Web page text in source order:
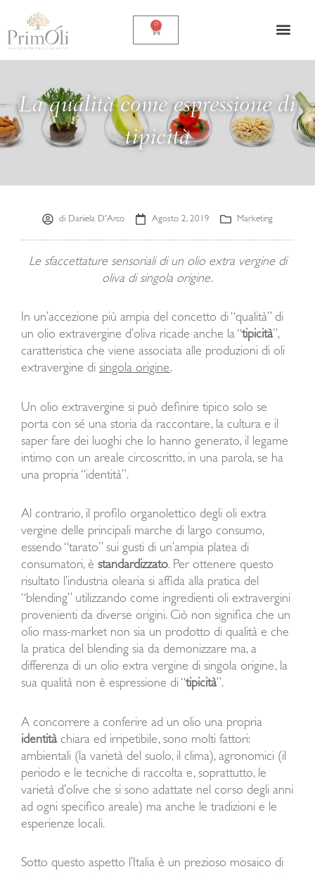
contenuto
0
Carrello
La qualità come espressione di
tipicità
di Daniela D'Arco Agosto 2, 2019 Marketing
Le sfaccettature sensoriali di un olio extra vergine di
oliva di singola origine.
In un’accezione più ampia del concetto di “qualità” di
un olio extravergine d’oliva ricade anche la “tipicità”,
caratteristica che viene associata alle produzioni di oli
extravergine di singola origine.
Un olio extravergine si può definire tipico solo se
porta con sé una storia da raccontare, la cultura e il
saper fare dei luoghi che lo hanno generato, il legame
intimo con un areale circoscritto, in una parola, se ha
una propria “identità”.
Al contrario, il profilo organolettico degli oli extra
vergine delle principali marche di largo consumo,
essendo “tarato” sui gusti di un’ampia platea di
consumatori, è standardizzato. Per ottenere questo
risultato l’industria olearia si affida alla pratica del
“blending” utilizzando come ingredienti oli extravergini
provenienti da diverse origini. Ciò non significa che un
olio mass-market non sia un prodotto di qualità e che
la pratica del blending sia da demonizzare ma, a
differenza di un olio extra vergine di singola origine, la
sua qualità non è espressione di “tipicità”.
A concorrere a conferire ad un olio una propria
identitàchiara ed irripetibile, sono molti fattori:
ambientali (la varietà del suolo, il clima), agronomici (il
periodo e le tecniche di raccolta e, soprattutto, le
varietà d’olive che si sono adattate nel corso degli anni
ad ogni specifico areale) ma anche le tradizioni e le
esperienze locali.
Sotto questo aspetto l’Italia è un prezioso mosaico di